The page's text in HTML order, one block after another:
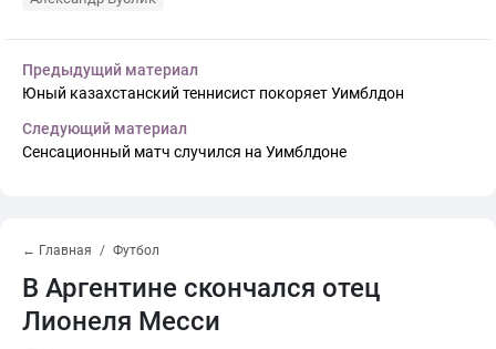
Предыдущий материал
Юный казахстанский теннисист покоряет Уимблдон
Следующий материал
Сенсационный матч случился на Уимблдоне
← Главная Футбол
В Аргентине скончался отец
Лионеля Месси